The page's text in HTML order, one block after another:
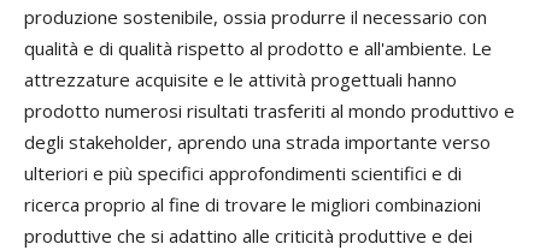
produzione sostenibile, ossia produrre il necessario con
qualità e di qualità rispetto al prodotto e all'ambiente. Le
attrezzature acquisite e le attività progettuali hanno
prodotto numerosi risultati trasferiti al mondo produttivo e
degli stakeholder, aprendo una strada importante verso
ulteriori e più specifici approfondimenti scientifici e di
ricerca proprio al fine di trovare le migliori combinazioni
produttive che si adattino alle criticità produttive e dei